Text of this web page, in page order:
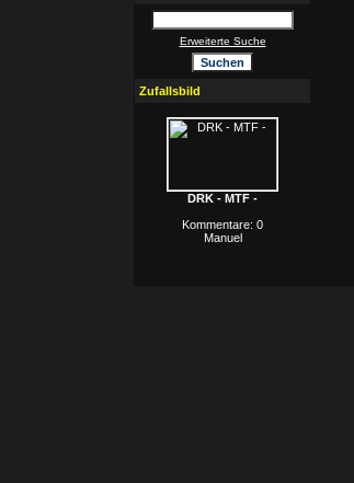
Erweiterte Suche
Zufallsbild
DRK - MTF -
Kommentare: 0
Manuel